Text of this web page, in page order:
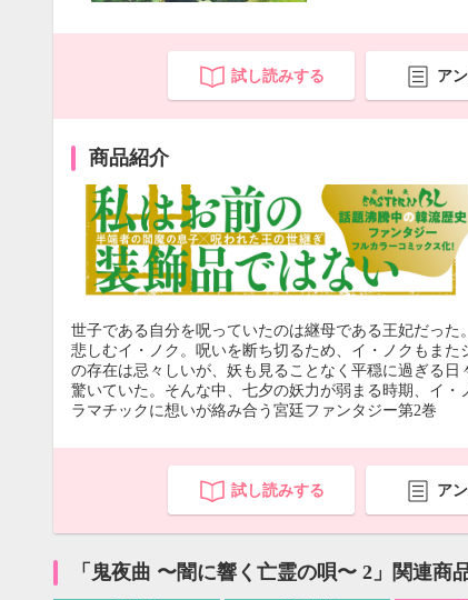
試し読みする ア
商品紹介
世子である自分を呪っていたのは継母である王妃だっ
悲しむイ・ノク。呪いを断ち切るため、イ・ノクもま
の存在は忌々しいが、妖も見ることなく平穏に過ぎる
驚いていた。そんな中、七夕の妖力が弱まる時期、イ
ラマチックに想いが絡み合う宮廷ファンタジー第2巻
試し読みする ア
「鬼夜曲 〜闇に響く亡霊の唄〜 2」関連商